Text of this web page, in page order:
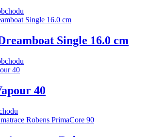
Single 16.0 cm
40